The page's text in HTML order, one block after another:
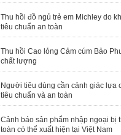
Thu hồi đồ ngủ trẻ em Michley do
tiêu chuẩn an toàn
Thu hồi Cao lỏng Cảm cúm Bảo
chất lượng
Người tiêu dùng cần cảnh giác lựa
tiêu chuẩn và an toàn
Cảnh báo sản phẩm nhập ngoại bị
toàn có thể xuất hiện tại Việt Nam